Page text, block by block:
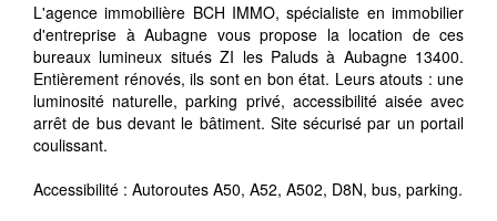
L'agence immobilière BCH IMMO, spécialiste en immobilier
d'entreprise à Aubagne vous propose la location de ces
bureaux lumineux situés ZI les Paluds à Aubagne 13400.
Entièrement rénovés, ils sont en bon état. Leurs atouts : une
luminosité naturelle, parking privé, accessibilité aisée avec
arrêt de bus devant le bâtiment. Site sécurisé par un portail
coulissant.
Accessibilité : Autoroutes A50, A52, A502, D8N, bus, parking.